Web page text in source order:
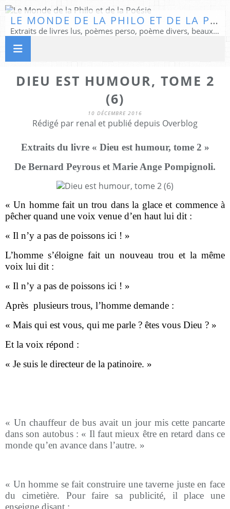
LE MONDE DE LA PHILO ET DE LA POÉSIE
Extraits de livres lus, poèmes perso, poème divers, beaux textes...
DIEU EST HUMOUR, TOME 2
(6)
10 DÉCEMBRE 2016
Rédigé par renal et publié depuis Overblog
Extraits du livre « Dieu est humour, tome 2 »
De Bernard Peyrous et Marie Ange Pompignoli.
« Un homme fait un trou dans la glace et commence à
pêcher quand une voix venue d’en haut lui dit :
« Il n’y a pas de poissons ici ! »
L’homme s’éloigne fait un nouveau trou et la même
voix lui dit :
« Il n’y a pas de poissons ici ! »
Après plusieurs trous, l’homme demande :
« Mais qui est vous, qui me parle ? êtes vous Dieu ? »
Et la voix répond :
« Je suis le directeur de la patinoire. »
« Un chauffeur de bus avait un jour mis cette pancarte
dans son autobus : « Il faut mieux être en retard dans ce
monde qu’en avance dans l’autre. »
« Un homme se fait construire une taverne juste en face
du cimetière. Pour faire sa publicité, il place une
enseigne disant :